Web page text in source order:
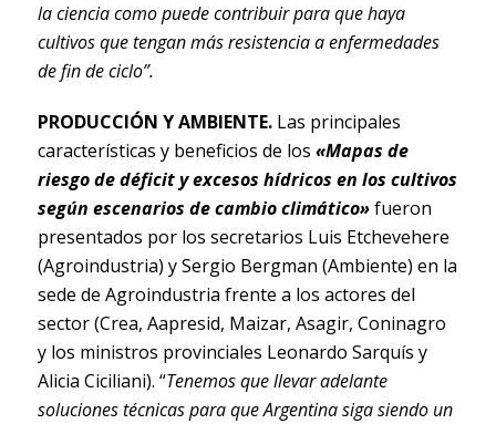
la ciencia como puede contribuir para que haya
cultivosque tengan más resistencia a enfermedades
de fin de ciclo”.
PRODUCCIÓN Y AMBIENTE.Las principales
características y beneficios de los «Mapas de
riesgo de déficit y excesos hídricos en los cultivos
según escenarios de cambio climático»fueron
presentados por los secretarios Luis Etchevehere
(Agroindustria) y Sergio Bergman (Ambiente) en la
sede de Agroindustria frente a los actores del
sector (Crea, Aapresid, Maizar, Asagir, Coninagro
y los ministros provinciales Leonardo Sarquís y
Alicia Ciciliani). “Tenemos que llevar adelante
soluciones técnicas para que Argentina siga siendo un